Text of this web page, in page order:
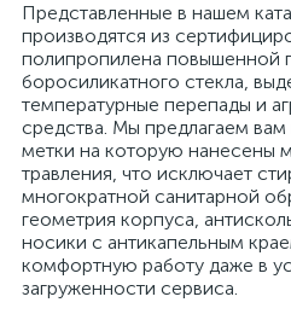
Представленные в нашем
производятся из
полипропилена повышенной
боросиликатного стекла,
температурные перепады и
средства. Мы предлагаем
метки на которую нанесены
травления, что исключает
многократной санитарной
геометрия корпуса,
носики с антикапельным
комфортную работу даже в
загруженности сервиса.